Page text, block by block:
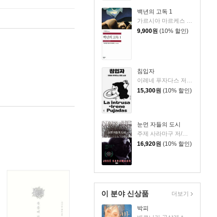
백년의 고독 1
9,900원 (10% 할인)
침입자
15,300원 (10% 할인)
눈먼 자들의 도시
주제 사라마구 저/정영목 역
16,920원 (10% 할인)
이 분야 신상품
박피
더보기